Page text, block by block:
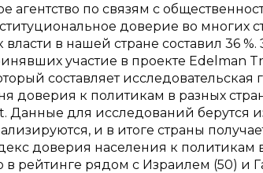
по связям с
доверие во многих
в нашей стране составил 36
участие в проекте Edelman
составляет
доверия к политикам в разных
Данные для исследований берутся
и в итоге страны
доверия населения к политикам
в рейтинге рядом с Израилем (50) и